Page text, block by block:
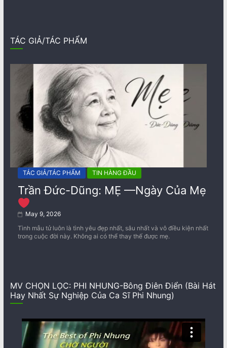
TÁC GIẢ/TÁC PHẨM
TÁC GIẢ/TÁC PHẨM TIN HÀNG ĐẦU
Trần Đức-Dũng: MẸ —Ngày Của Mẹ
May 9, 2026
Tình mẫu tử luôn là tình yêu đẹp nhất, sâu nhất và vô điều kiện nhất
trong cuộc đời này. Không ai có thể thay thế được mẹ.
MV CHỌN LỌC: PHI NHUNG-Bông Điên Điển (Bài Hát
Hay Nhất Sự Nghiệp Của Ca Sĩ Phi Nhung)